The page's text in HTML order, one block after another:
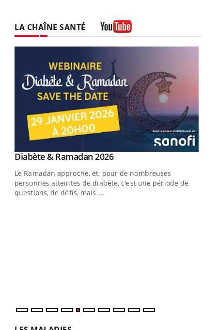
LA CHAÎNE SANTÉ
Youtube
Diabète & Ramadan 2026Youtube
Le Ramadan approche, et, pour de nombreuses
personnes atteintes de diabète, c'est une période de
questions, de défis, mais ...